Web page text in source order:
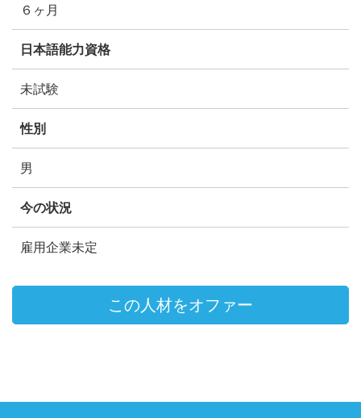
６ヶ月
日本語能力資格
未試験
性別
男
今の状況
雇用企業未定
この人材をオファー